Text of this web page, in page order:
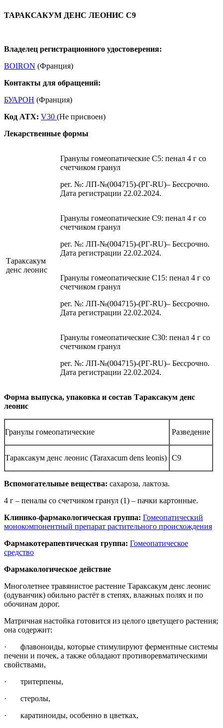
ТАРАКСАКУМ ДЕНС ЛЕОНИС С9
Владелец регистрационного удостоверения:
BOIRON (Франция)
Контакты для обращений:
БУАРОН (Франция)
Код ATX: V30 (Не присвоен)
Лекарственные формы
Тараксакум
денс леонис
Гранулы гомеопатические C5: пенал 4 г со
счетчиком гранул
рег. №: ЛП-№(004715)-(РГ-RU)– Бессрочно.
Дата регистрации 22.02.2024.
Гранулы гомеопатические C9: пенал 4 г со
счетчиком гранул
рег. №: ЛП-№(004715)-(РГ-RU)– Бессрочно.
Дата регистрации 22.02.2024.
Гранулы гомеопатические C15: пенал 4 г со
счетчиком гранул
рег. №: ЛП-№(004715)-(РГ-RU)– Бессрочно.
Дата регистрации 22.02.2024.
Гранулы гомеопатические C30: пенал 4 г со
счетчиком гранул
рег. №: ЛП-№(004715)-(РГ-RU)– Бессрочно.
Дата регистрации 22.02.2024.
Форма выпуска, упаковка и состав Тараксакум денс
леонис
Гранулы гомеопатические Разведение
Тараксакум денс леонис (Taraxacum dens leonis) C9
Вспомогательные вещества: сахароза, лактоза.
4 г – пеналы со счетчиком гранул (1) – пачки картонные.
Клинико-фармакологическая группа: Гомеопатический
монокомпонентный препарат растительного происхождения
Фармакотерапевтическая группа: Гомеопатическое
средство
Фармакологическое действие
Многолетнее травянистое растение Тараксакум денс леонис
(одуванчик) обильно растёт в степях, влажных полях и по
обочинам дорог.
Матричная настойка готовится из целого цветущего растения;
она содержит:
· флавоноиды, которые стимулируют ферментные системы
печени и почек, а также обладают противоревматическими
свойствами,
· тритерпены,
· стеролы,
· каратиноиды, особенно в цветках,